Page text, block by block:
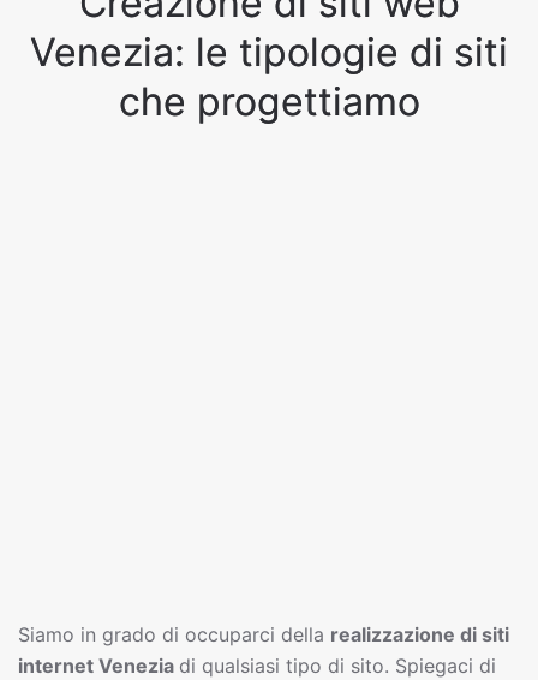
Venezia: le tipologie di siti
che progettiamo
Siamo in grado di occuparci della realizzazione di siti
internet Venezia di qualsiasi tipo di sito. Spiegaci di